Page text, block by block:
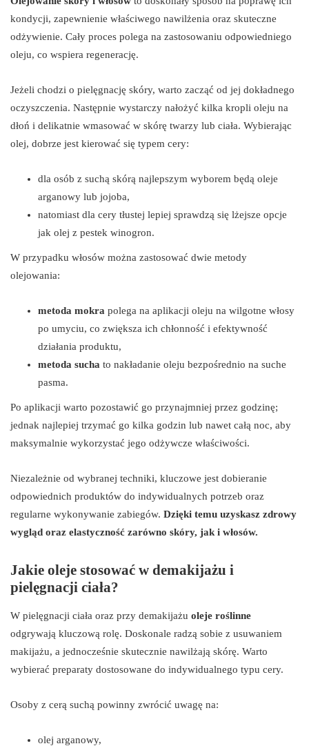
kondycji, zapewnienie właściwego nawilżenia oraz skuteczne
odżywienie. Cały proces polega na zastosowaniu odpowiedniego
oleju, co wspiera regenerację.
Jeżeli chodzi o pielęgnację skóry, warto zacząć od jej dokładnego
oczyszczenia. Następnie wystarczy nałożyć kilka kropli oleju na
dłoń i delikatnie wmasować w skórę twarzy lub ciała. Wybierając
olej, dobrze jest kierować się typem cery:
dla osób z suchą skórą najlepszym wyborem będą oleje
arganowy lub jojoba,
natomiast dla cery tłustej lepiej sprawdzą się lżejsze opcje
jak olej z pestek winogron.
W przypadku włosów można zastosować dwie metody
olejowania:
metoda mokra polega na aplikacji oleju na wilgotne włosy
po umyciu, co zwiększa ich chłonność i efektywność
działania produktu,
metoda sucha to nakładanie oleju bezpośrednio na suche
pasma.
Po aplikacji warto pozostawić go przynajmniej przez godzinę;
jednak najlepiej trzymać go kilka godzin lub nawet całą noc, aby
maksymalnie wykorzystać jego odżywcze właściwości.
Niezależnie od wybranej techniki, kluczowe jest dobieranie
odpowiednich produktów do indywidualnych potrzeb oraz
regularne wykonywanie zabiegów. Dzięki temu uzyskasz zdrowy
wygląd oraz elastyczność zarówno skóry, jak i włosów.
Jakie oleje stosować w demakijażu i
pielęgnacji ciała?
W pielęgnacji ciała oraz przy demakijażu oleje roślinne
odgrywają kluczową rolę. Doskonale radzą sobie z usuwaniem
makijażu, a jednocześnie skutecznie nawilżają skórę. Warto
wybierać preparaty dostosowane do indywidualnego typu cery.
Osoby z cerą suchą powinny zwrócić uwagę na:
olej arganowy,